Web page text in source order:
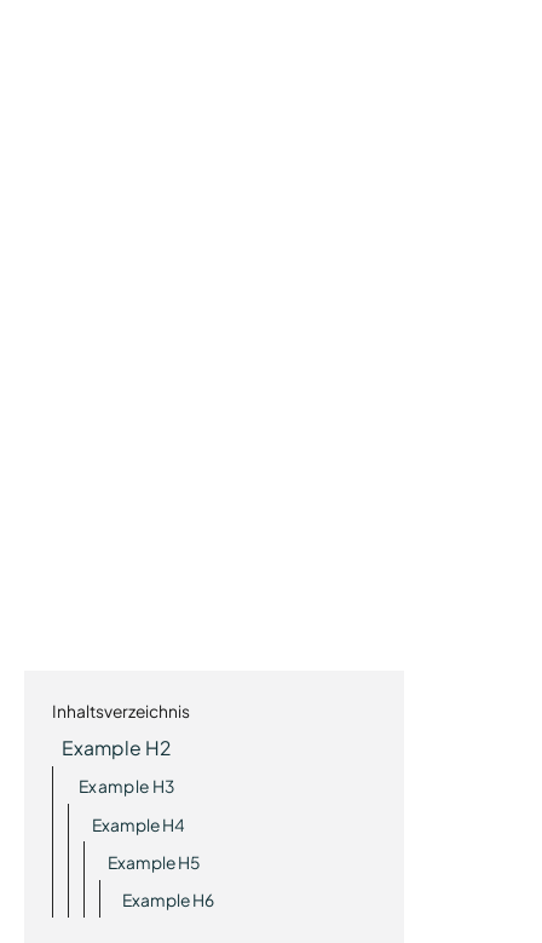
Inhaltsverzeichnis
Example H2
Example H3
Example H4
Example H5
Example H6